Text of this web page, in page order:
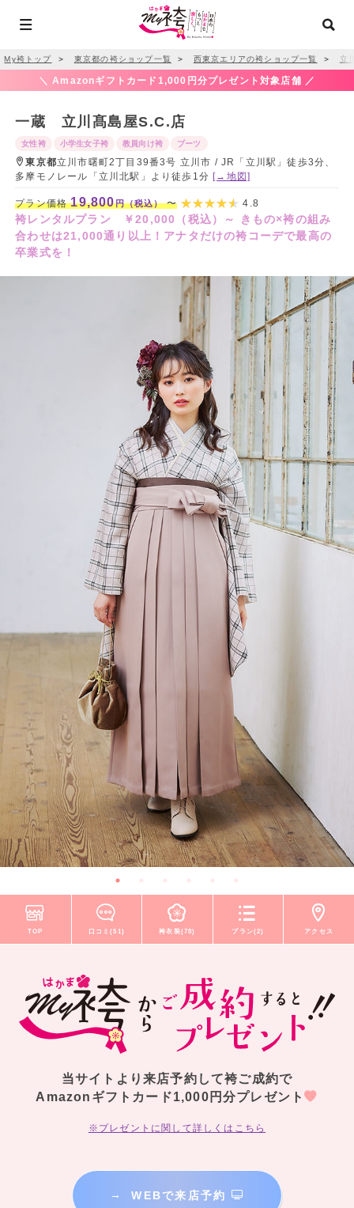
My袴トップ ＞ 東京都の袴ショップ一覧 ＞ 西東京エリアの袴ショップ一覧 ＞ 立
＼ Amazonギフトカード1,000円分プレゼント対象店舗 ／
一蔵 立川髙島屋S.C.店
女性袴 小学生女子袴 教員向け袴 ブーツ
東京都立川市曙町2丁目39番3号 立川市 / JR「立川駅」徒歩3分、
多摩モノレール「立川北駅」より徒歩1分[→地図]
プラン価格19,800円（税込）〜 4.8
袴レンタルプラン ￥20,000（税込）～ きもの×袴の組み
合わせは21,000通り以上！アナタだけの袴コーデで最高の
卒業式を！
TOP 口コミ(51) 袴衣装(78) プラン(2) アクセス
当サイトより来店予約して袴ご成約で
Amazonギフトカード1,000円分プレゼント
※プレゼントに関して詳しくはこちら
→ WEBで来店予約